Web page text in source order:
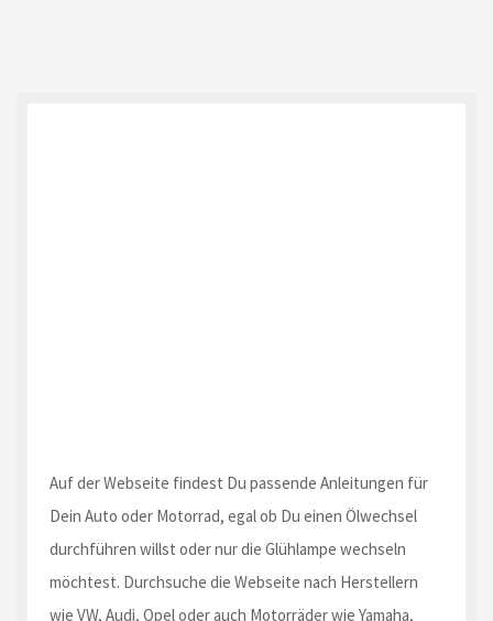
Auf der Webseite findest Du passende Anleitungen für
Dein Auto oder Motorrad, egal ob Du einen Ölwechsel
durchführen willst oder nur die Glühlampe wechseln
möchtest. Durchsuche die Webseite nach Herstellern
wie VW, Audi, Opel oder auch Motorräder wie Yamaha,